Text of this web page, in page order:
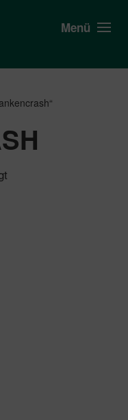
Menü